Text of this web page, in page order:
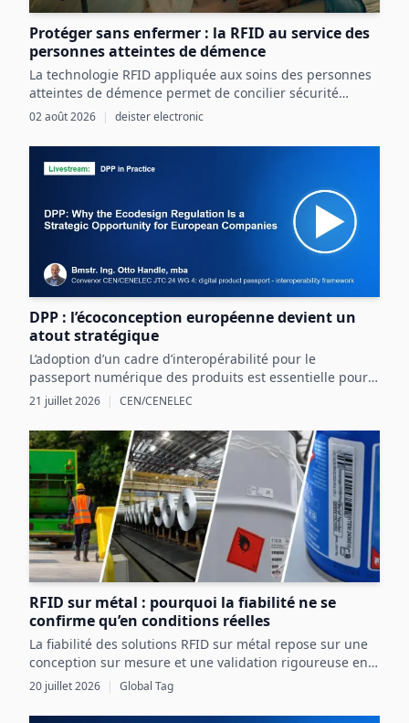
Protéger sans enfermer : la RFID au service des
personnes atteintes de démence
La technologie RFID appliquée aux soins des personnes
atteintes de démence permet de concilier sécurité
renforcée et liberté individuelle par une détection
précoce et ciblée des risques.
02 août 2026 | deister electronic
DPP : l’écoconception européenne devient un
atout stratégique
L’adoption d’un cadre d’interopérabilité pour le
passeport numérique des produits est essentielle pour
structurer les données produit et exploiter les
opportunités réglementaires et commerciales en
Europe.
21 juillet 2026 | CEN/CENELEC
RFID sur métal : pourquoi la fiabilité ne se
confirme qu’en conditions réelles
La fiabilité des solutions RFID sur métal repose sur une
conception sur mesure et une validation rigoureuse en
conditions réelles, intégrant pleinement les contraintes
20 juillet 2026 | Global Tag